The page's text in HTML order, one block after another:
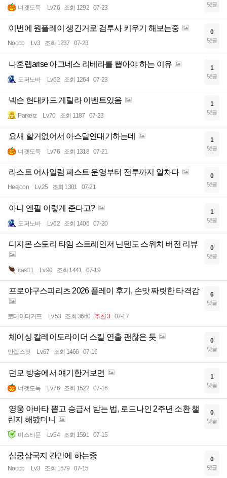
너겟도둑 Lv.76 조회 1292 07-23 댓글
이번에 원플레이 생긴거로 검투사 키우기 해보는중
Noobb Lv.3 조회 1237 07-23
0
댓글
나혼렙arise 아그네스 리베라를 뽑아야 하는 이유
도퍼노바 Lv.62 조회 1264 07-23
1
댓글
넥슨 현대카드 게릴라 이벤트있음
Parkerz Lv.70 조회 1187 07-23
1
댓글
요새 할거없어서 아스달연대기하는데
너겟도둑 Lv.76 조회 1318 07-21
1
댓글
라스트 어사일럼 페스트 운영부터 전투까지 알차다
Heejoon Lv.25 조회 1301 07-21
0
댓글
아니 엔필 이렇게 준다고?
도퍼노바 Lv.62 조회 1406 07-20
1
댓글
디지몬 스토리 타임 스트레인저 닌텐도 스위치 버전 리뷰
cast11 Lv.90 조회 1441 07-19
0
댓글
프로야구스피리츠 2026 플레이 후기, 손맛 짜릿한 타격감
로테이터커프 Lv.53 조회 3660 추천 3 07-17
6
댓글
체이싱 칼레이도라이더 스킬 연출 괜찮은 듯
만렙스핏 Lv.67 조회 1466 07-16
0
댓글
던모 방송에서 얘기한거보면
너겟도둑 Lv.76 조회 1522 07-16
1
댓글
영웅 아바타 뽑고 승급서 받는 법, 로드나인 2주년 소환 챌
린지 해봤더니
미스티문 Lv.54 조회 1591 07-15
0
댓글
심쿵삼국지 간만에 하는중
Noobb Lv.3 조회 1579 07-15
0
댓글